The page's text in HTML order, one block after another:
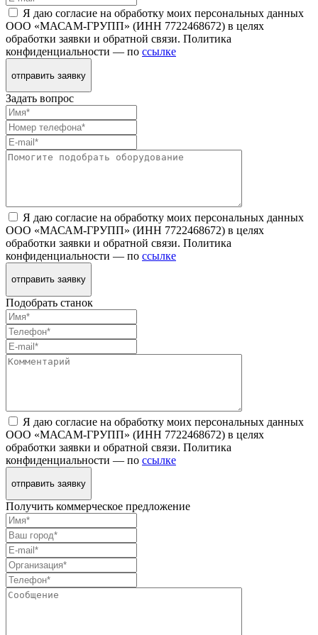
Я даю согласие на обработку моих персональных данных
ООО «МАСАМ-ГРУПП» (ИНН 7722468672) в целях
обработки заявки и обратной связи. Политика
конфиденциальности — по ссылке
отправить заявку
Задать вопрос
Я даю согласие на обработку моих персональных данных
ООО «МАСАМ-ГРУПП» (ИНН 7722468672) в целях
обработки заявки и обратной связи. Политика
конфиденциальности — по ссылке
отправить заявку
Подобрать станок
Я даю согласие на обработку моих персональных данных
ООО «МАСАМ-ГРУПП» (ИНН 7722468672) в целях
обработки заявки и обратной связи. Политика
конфиденциальности — по ссылке
отправить заявку
Получить коммерческое предложение